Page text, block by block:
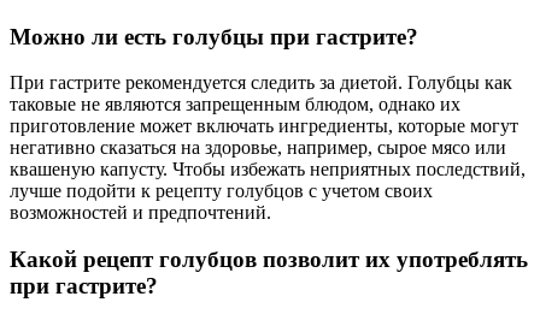
Можно ли есть голубцы при гастрите?
При гастрите рекомендуется следить за диетой. Голубцы как
таковые не являются запрещенным блюдом, однако их
приготовление может включать ингредиенты, которые могут
негативно сказаться на здоровье, например, сырое мясо или
квашеную капусту. Чтобы избежать неприятных последствий,
лучше подойти к рецепту голубцов с учетом своих
возможностей и предпочтений.
Какой рецепт голубцов позволит их употреблять
при гастрите?